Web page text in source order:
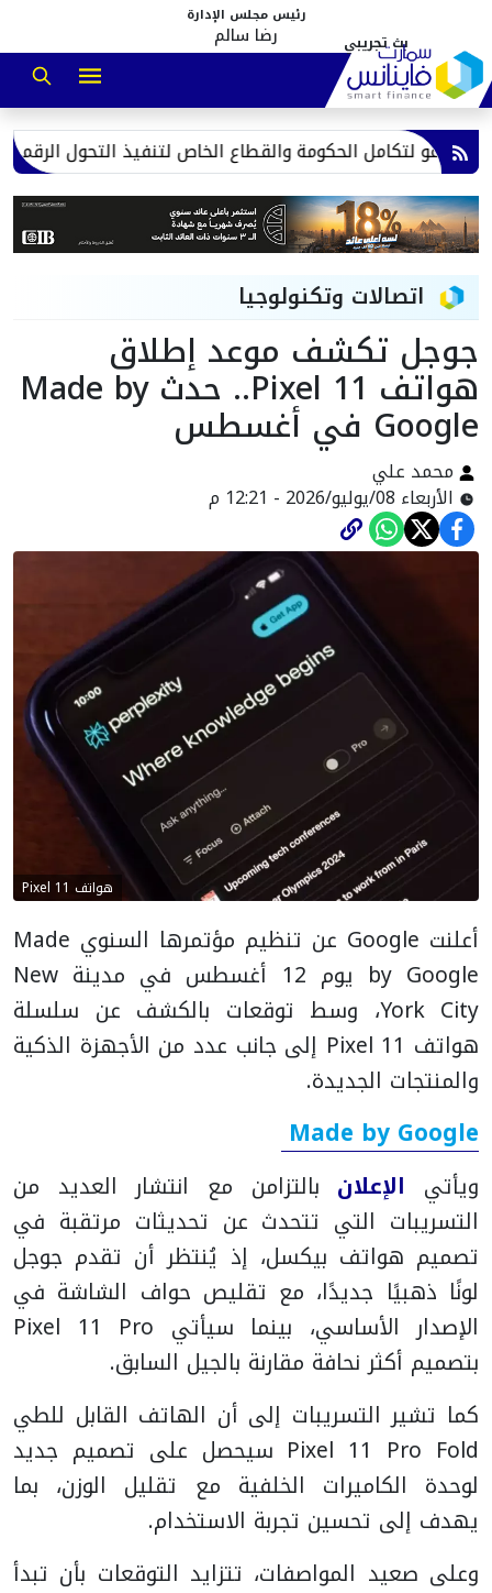
رئيس مجلس الإدارة
رضا سالم
لتكامل الحكومة والقطاع الخاص لتنفيذ التحول الرقمي
اتصالات وتكنولوجيا
جوجل تكشف موعد إطلاق
هواتف Pixel 11.. حدث Made by
Google في أغسطس
محمد علي
الأربعاء 08/يوليو/2026 - 12:21 م
هواتف Pixel 11
أعلنت Google عن تنظيم مؤتمرها السنوي Made
by Google يوم 12 أغسطس في مدينة New
York City، وسط توقعات بالكشف عن سلسلة
هواتف Pixel 11 إلى جانب عدد من الأجهزة الذكية
والمنتجات الجديدة.
Made by Google
ويأتي الإعلان بالتزامن مع انتشار العديد من
التسريبات التي تتحدث عن تحديثات مرتقبة في
تصميم هواتف بيكسل، إذ يُنتظر أن تقدم جوجل
لونًا ذهبيًا جديدًا، مع تقليص حواف الشاشة في
الإصدار الأساسي، بينما سيأتي Pixel 11 Pro
بتصميم أكثر نحافة مقارنة بالجيل السابق.
كما تشير التسريبات إلى أن الهاتف القابل للطي
Pixel 11 Pro Fold سيحصل على تصميم جديد
لوحدة الكاميرات الخلفية مع تقليل الوزن، بما
يهدف إلى تحسين تجربة الاستخدام.
وعلى صعيد المواصفات، تتزايد التوقعات بأن تبدأ